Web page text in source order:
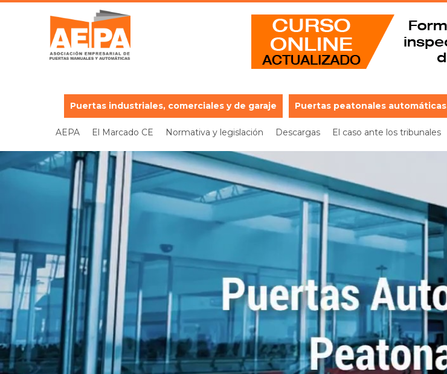
Puertas industriales, comerciales y de garaje Puertas peatonales automáticas
AEPA El Marcado CE Normativa y legislación Descargas El caso ante los tribunales